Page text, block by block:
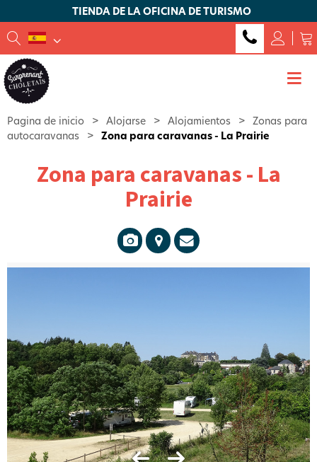
TIENDA DE LA OFICINA DE TURISMO
Pagina de inicio > Alojarse > Alojamientos > Zonas para
autocaravanas
> Zona para caravanas - La Prairie
Zona para caravanas - La
Prairie